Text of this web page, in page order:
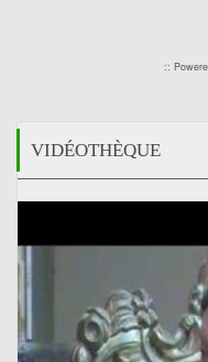
::
VIDÉOTHÈQUE